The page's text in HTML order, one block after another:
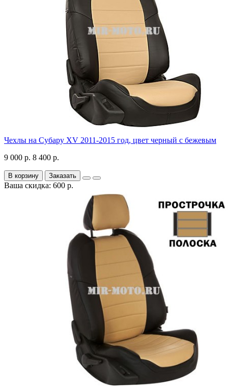
Чехлы на Субару XV 2011-2015 год, цвет черный с бежевым
9 000 р. 8 400 р.
В корзину Заказать
Ваша скидка: 600 р.